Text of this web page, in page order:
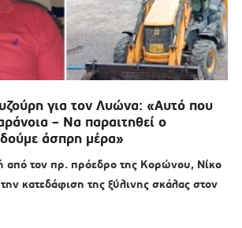
για τον Λυώνα: «Αυτό που
– Να παραιτηθεί ο
άσπρη μέρα»
από τον πρ. πρόεδρο της Κορώνου, Νίκο
κατεδάφιση της ξύλινης σκάλας στον